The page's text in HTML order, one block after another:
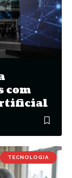
com
TECNOLOGIA